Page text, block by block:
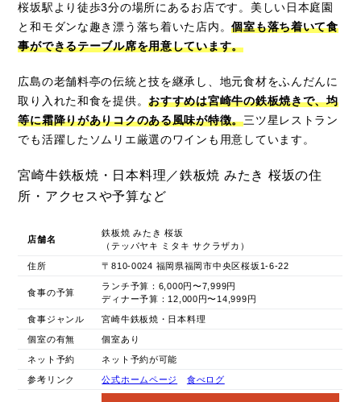
桜坂駅より徒歩3分の場所にあるお店です。美しい日本庭園
と和モダンな趣き漂う落ち着いた店内。個室も落ち着いて食
事ができるテーブル席を用意しています。
広島の老舗料亭の伝統と技を継承し、地元食材をふんだんに
取り入れた和食を提供。おすすめは宮崎牛の鉄板焼きで、均
等に霜降りがありコクのある風味が特徴。三ツ星レストラン
でも活躍したソムリエ厳選のワインも用意しています。
宮崎牛鉄板焼・日本料理／鉄板焼 みたき 桜坂の住
所・アクセスや予算など
店舗名
鉄板焼 みたき 桜坂
（テッパヤキ ミタキ サクラザカ）
住所 〒810-0024 福岡県福岡市中央区桜坂1-6-22
食事の予算
ランチ予算：6,000円〜7,999円
ディナー予算：12,000円〜14,999円
食事ジャンル 宮崎牛鉄板焼・日本料理
個室の有無 個室あり
ネット予約 ネット予約が可能
参考リンク 公式ホームページ 食べログ